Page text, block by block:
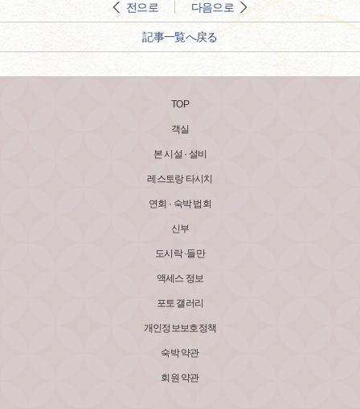
전으로 다음으로
記事一覧へ戻る
TOP
객실
본 시설 · 설비
레스토랑 타시치
연회 · 숙박 법회
신부
도시락 ·들만
액세스 정보
포토 갤러리
개인정보보호정책
숙박 약관
회원 약관